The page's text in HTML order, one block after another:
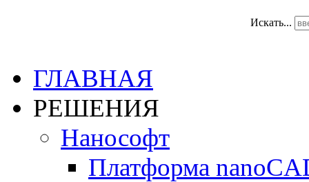
Искать...
ГЛАВНАЯ
РЕШЕНИЯ
Нанософт
Платформа